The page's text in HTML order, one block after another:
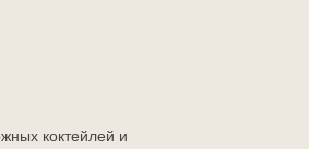
коктейлей и